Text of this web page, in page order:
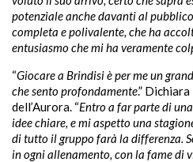
potenziale anche davanti al
completa e polivalente, che ha
entusiasmo che mi ha veramente
“Giocare a Brindisi è per me un
che sento profondamente.”
dell’Aurora. “Entro a far parte di
idee chiare, e mi aspetto una
di tutto il gruppo farà la differenza.
in ogni allenamento, con la fame di